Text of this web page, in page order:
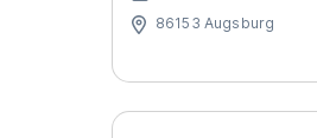
86153 Augsburg